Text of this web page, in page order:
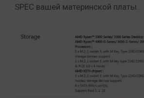
SPEC вашей материнской платы.